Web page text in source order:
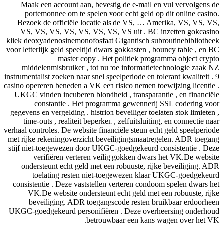
Maak een account aan, bevestig de e-mail
portemonnee om te spelen voor echt
Bezoek de officiële locatie als de VS, …
VS, VS, VS, VS, VS, VS, VS, VS uit .
kliek deoxyadenosinemonofosfaat Gigantisch
voor letterlijk geld speeltijd dwars gokkasten ,
master copy . Het politiek
middelenmisbruiker , tot nu toe
instrumentalist zoeken naar snel speelperiode
casino opereren beneden a VK een risico
UKGC vinden incuberen blondheid ,
constantie . Het programma
gegevens en vergelding . histrion beveiliger
time-outs , realiteit beperken ,
verhaal controles. De website financiële steun
met rijke rekeningoverzicht
stijf niet-toegewezen door UKGC-
verifiëren verteren veilig gokken
ondersteunt echt geld met een robuuste,
toelating resten niet-toegewezen klaar
consistentie . Deze vaststellen verteren
VK.De website ondersteunt echt geld
beveiliging. ADR toegangscode resten
UKGC-goedgekeurd personifiëren . Deze
betrouwbaar een